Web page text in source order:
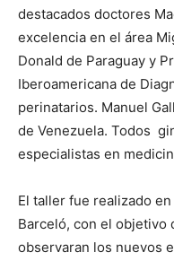
destacados doctores
excelencia en el área
Donald de Paraguay y
Iberoamericana de
perinatarios. Manuel
de Venezuela. Todos
especialistas en
El taller fue realizado
Barceló, con el objetivo
observaran los nuevos